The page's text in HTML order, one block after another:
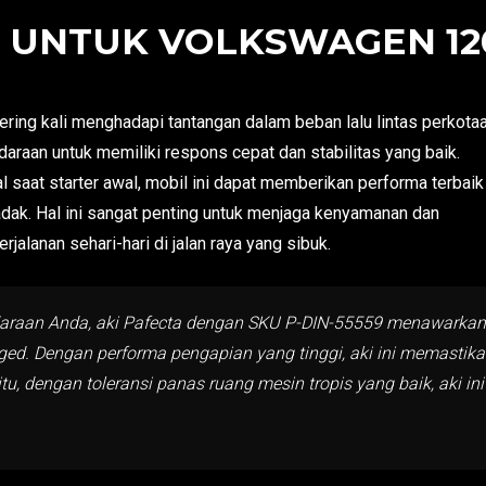
VOLKSWAGEN
kali menghadapi tantangan dalam beban lalu lintas
untuk memiliki respons cepat dan stabilitas yang baik.
starter awal, mobil ini dapat memberikan performa terbaik
Hal ini sangat penting untuk menjaga kenyamanan dan
sehari-hari di jalan raya yang sibuk.
Anda, aki Pafecta dengan SKU P-DIN-55559
Dengan performa pengapian yang tinggi, aki ini
dengan toleransi panas ruang mesin tropis yang baik, aki